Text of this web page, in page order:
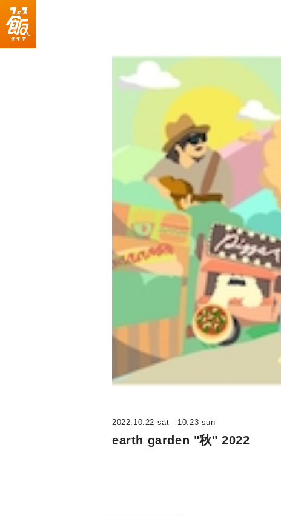
2022.10.22 sat - 10.23 sun
earth garden "秋" 2022